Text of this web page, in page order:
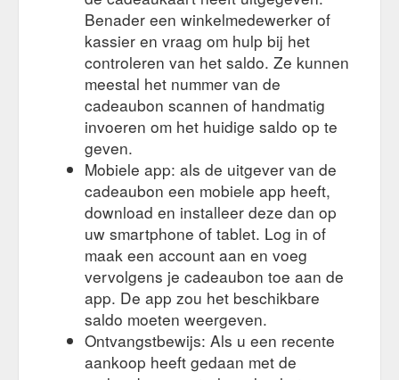
Benader een winkelmedewerker of
kassier en vraag om hulp bij het
controleren van het saldo. Ze kunnen
meestal het nummer van de
cadeaubon scannen of handmatig
invoeren om het huidige saldo op te
geven.
Mobiele app: als de uitgever van de
cadeaubon een mobiele app heeft,
download en installeer deze dan op
uw smartphone of tablet. Log in of
maak een account aan en voeg
vervolgens je cadeaubon toe aan de
app. De app zou het beschikbare
saldo moeten weergeven.
Ontvangstbewijs: Als u een recente
aankoop heeft gedaan met de